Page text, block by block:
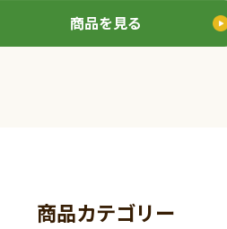
商品を見る
商品カテゴリー